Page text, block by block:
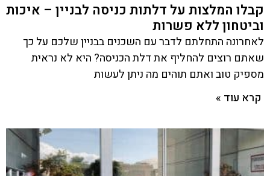
קבלו המלצות על דלתות כניסה לבניין – איכות
וביטחון ללא פשרות
לאחרונה התחלתם לדבר עם השכנים בבניין שלכם על כך
שאתם רוצים להחליף את דלת הכניסה? היא לא נראית
מספיק טוב ואתם תוהים מה ניתן לעשות
קרא עוד »